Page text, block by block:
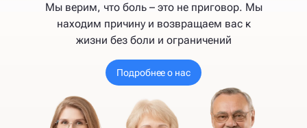
Мы верим, что боль – это не приговор. Мы
находим причину и возвращаем вас к
жизни без боли и ограничений
Подробнее о нас